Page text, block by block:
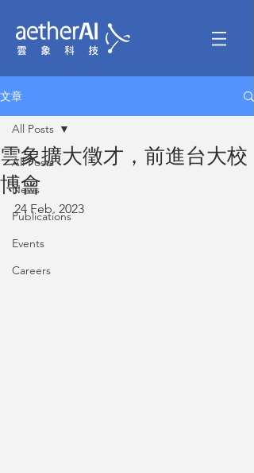
文章
All Posts
News
Publications
Events
Careers
All Posts
雲象擴大徵才，前進台大校
博會
24 Feb. 2023